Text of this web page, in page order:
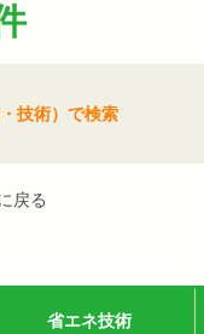
技術）で検索
戻る
省エネ技術